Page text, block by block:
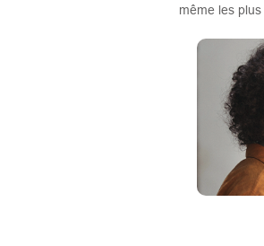
même les